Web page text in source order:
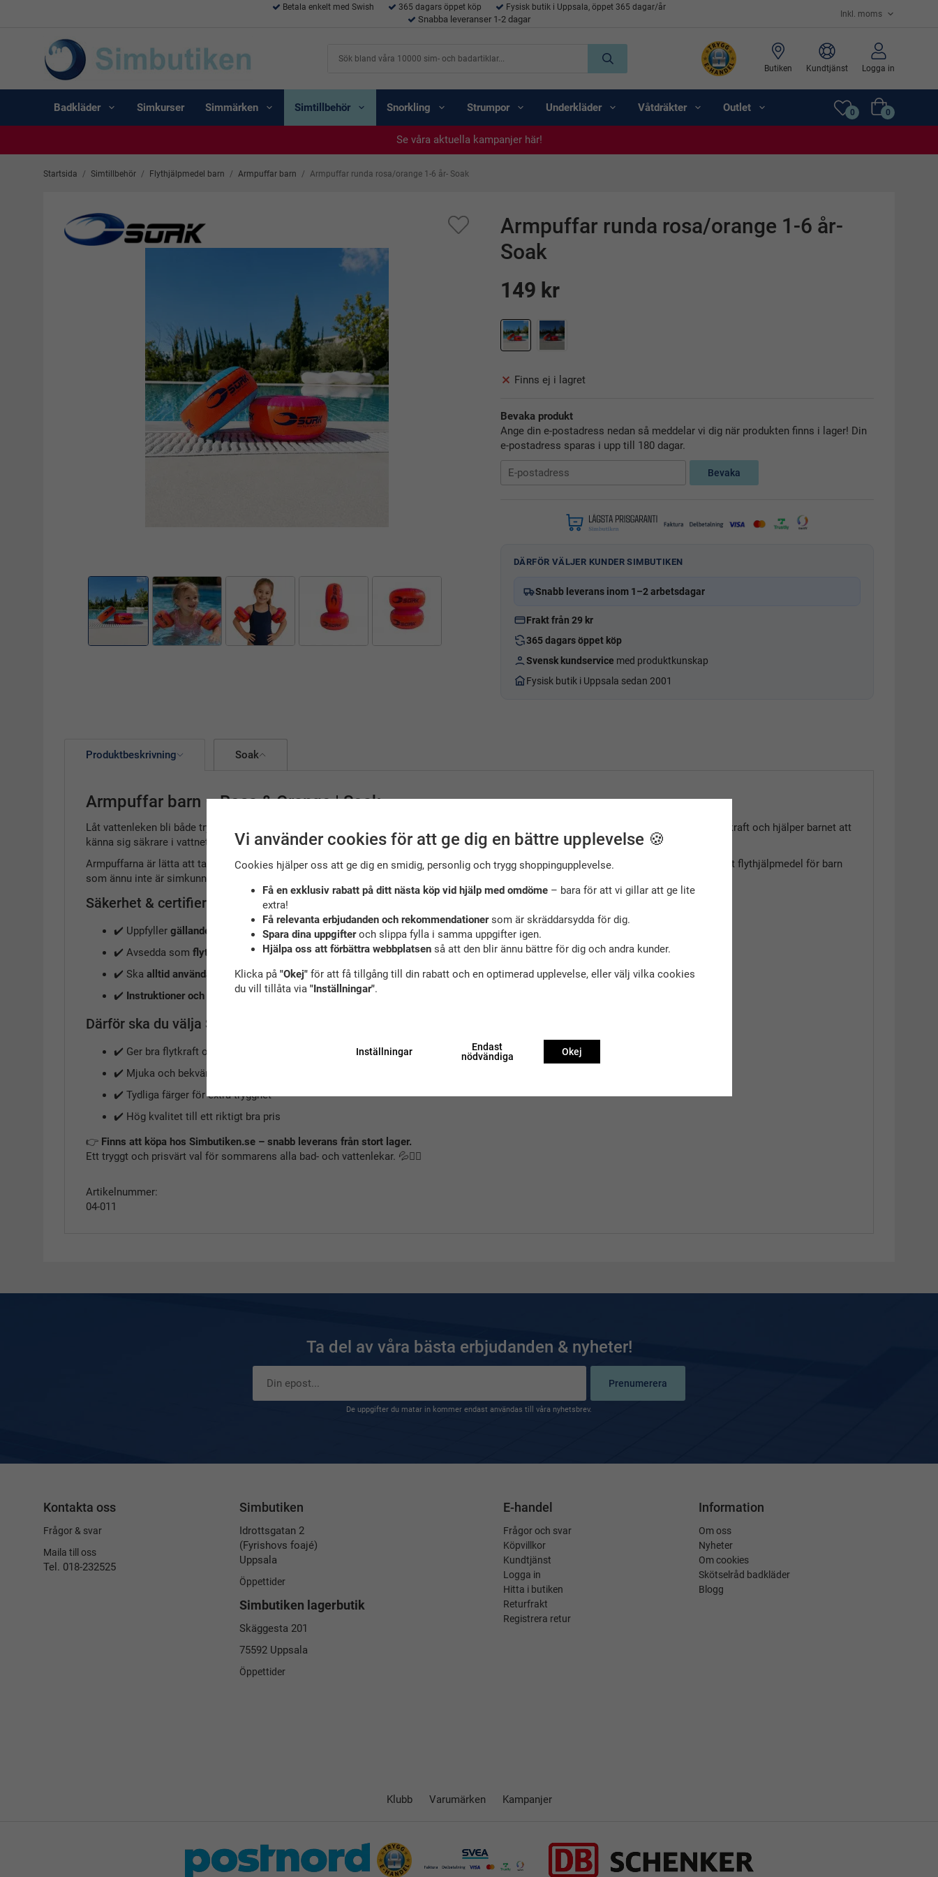
Betala enkelt med Swish 365 dagars öppet köp Fysisk butik i Uppsala, öppet 365 dagar/år
Snabba leveranser 1-2 dagar
Butiken Kundtjänst Logga in
Badkläder Simkurser Simmärken Simtillbehör Snorkling Strumpor Underkläder Våtdräkter Outlet 0 0
Se våra aktuella kampanjer här!
Se våra aktuella kampanjer här!
Se våra aktuella kampanjer här!
Se våra aktuella kampanjer här!
Se våra aktuella kampanjer här!
Startsida / Simtillbehör / Flythjälpmedel barn / Armpuffar barn / Armpuffar runda rosa/orange 1-6 år- Soak
Armpuffar runda rosa/orange 1-6 år-
Soak
149 kr
Finns ej i lagret
Bevaka produkt
Ange din e-postadress nedan så meddelar vi dig när produkten finns i lager! Din
e-postadress sparas i upp till 180 dagar.
Bevaka
DÄRFÖR VÄLJER KUNDER SIMBUTIKEN
Snabb leverans inom 1–2 arbetsdagar
Frakt från 29 kr
365 dagars öppet köp
Svensk kundservice med produktkunskap
Fysisk butik i Uppsala sedan 2001
Produktbeskrivning Soak
Armpuffar barn – Rosa & Orange | Soak
Låt vattenleken bli både trygg och rolig med
. Dessa klassiska runda armpuffar ger stabil flytkraft och hjälper barnet att
känna sig säkrare i vattnet under lek och vattenvana.
Armpuffarna är lätta att ta på, sitter bekvämt runt överarmarna och har tydliga färger som syns bra i både pool och öppet vatten. Ett utmärkt flythjälpmedel för barn
som ännu inte är simkunniga.
Säkerhet & certifiering
✔️ Uppfyller gällande EU-krav (CE-märkning)för flythjälpmedel till barn
✔️ Avsedda som flythjälp
, inte livräddningsutrustning
✔️ Ska alltid användas under uppsikt av vuxen
✔️ Instruktioner och varningar ska läsas före användning
Därför ska du välja Soaks armpuffar:
✔️ Ger bra flytkraft och ökat självförtroende i vattnet
✔️ Mjuka och bekväma – skonsamma mot barnets armar
✔️ Tydliga färger för extra trygghet
✔️ Hög kvalitet till ett riktigt bra pris
👉 Finns att köpa hos Simbutiken.se – snabb leverans från stort lager.
Ett tryggt och prisvärt val för sommarens alla bad- och vattenlekar. 💦🏊‍♀️
Artikelnummer:
04-011
Ta del av våra bästa erbjudanden & nyheter!
Prenumerera
De uppgifter du matar in kommer endast användas till våra nyhetsbrev.
Kontakta oss
Frågor & svar
Maila till oss
Tel. 018-232525
Simbutiken
Idrottsgatan 2
(Fyrishovs foajé)
Uppsala
Öppettider
Simbutiken lagerbutik
Skäggesta 201
75592 Uppsala
Öppettider
E-handel
Frågor och svar
Köpvillkor
Kundtjänst
Logga in
Hitta i butiken
Returfrakt
Registrera retur
Information
Om oss
Nyheter
Om cookies
Skötselråd badkläder
Blogg
Klubb Varumärken Kampanjer
Vi använder cookies för att ge dig en bättre upplevelse 🍪
Cookies hjälper oss att ge dig en smidig, personlig och trygg shoppingupplevelse.
Få en exklusiv rabatt på ditt nästa köp vid hjälp med omdöme– bara för att vi gillar att ge lite
extra!
Få relevanta erbjudanden och rekommendationersom är skräddarsydda för dig.
Spara dina uppgifteroch slippa fylla i samma uppgifter igen.
Hjälpa oss att förbättra webbplatsenså att den blir ännu bättre för dig och andra kunder.
Klicka på "Okej"för att få tillgång till din rabatt och en optimerad upplevelse, eller välj vilka cookies
du vill tillåta via "Inställningar".
Inställningar
Endast
nödvändiga
Okej